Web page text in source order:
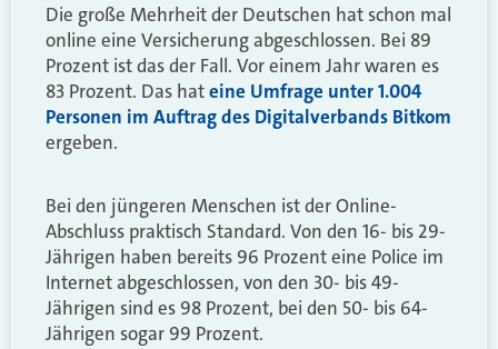
Die große Mehrheit der Deutschen hat schon mal
online eine Versicherung abgeschlossen. Bei 89
Prozent ist das der Fall. Vor einem Jahr waren es
83 Prozent. Das hateine Umfrage unter 1.004
Personen im Auftrag des Digitalverbands Bitkom
ergeben.
Bei den jüngeren Menschen ist der Online-
Abschluss praktisch Standard. Von den 16- bis 29-
Jährigen haben bereits 96 Prozent eine Police im
Internet abgeschlossen, von den 30- bis 49-
Jährigen sind es 98 Prozent, bei den 50- bis 64-
Jährigen sogar 99 Prozent.